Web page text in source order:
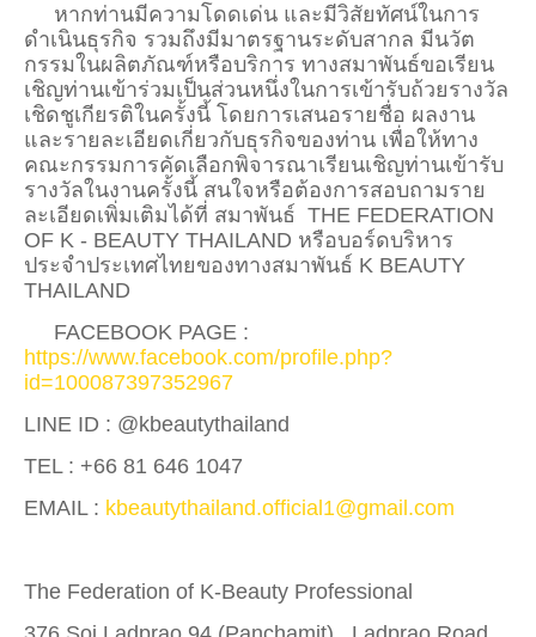
หากท่านมีความโดดเด่น และมีวิสัยทัศน์ในการ
ดำเนินธุรกิจ รวมถึงมีมาตรฐานระดับสากล มีนวัต
กรรมในผลิตภัณฑ์หรือบริการ ทางสมาพันธ์ขอเรียน
เชิญท่านเข้าร่วมเป็นส่วนหนึ่งในการเข้ารับถ้วยรางวัล
เชิดชูเกียรติในครั้งนี้ โดยการเสนอรายชื่อ ผลงาน
และรายละเอียดเกี่ยวกับธุรกิจของท่าน เพื่อให้ทาง
คณะกรรมการคัดเลือกพิจารณาเรียนเชิญท่านเข้ารับ
รางวัลในงานครั้งนี้ สนใจหรือต้องการสอบถามราย
ละเอียดเพิ่มเติมได้ที่ สมาพันธ์ THE FEDERATION
OF K - BEAUTY THAILAND หรือบอร์ดบริหาร
ประจำประเทศไทยของทางสมาพันธ์ K BEAUTY
THAILAND
FACEBOOK PAGE :
https://www.facebook.com/profile.php?
id=100087397352967
LINE ID : @kbeautythailand
TEL : +66 81 646 1047
EMAIL : kbeautythailand.official1@gmail.com
The Federation of K-Beauty Professional